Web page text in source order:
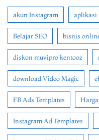
akun Instagram aplikasi
Belajar SEO bisnis
diskon muvipro kentooz
download Video Magic
FB Ads Templates
Instagram Ad Templates